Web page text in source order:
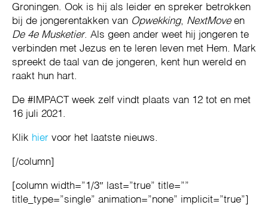
Groningen. Ook is hij als leider en spreker betrokken
bij de jongerentakken van Opwekking, NextMoveen
De 4e Musketier. Als geen ander weet hij jongeren te
verbinden met Jezus en te leren leven met Hem. Mark
spreekt de taal van de jongeren, kent hun wereld en
raakt hun hart.
De #IMPACT week zelf vindt plaats van 12 tot en met
16 juli 2021.
Klik hier voor het laatste nieuws.
[/column]
[column width=”1/3″ last=”true” title=””
title_type=”single” animation=”none” implicit=”true”]